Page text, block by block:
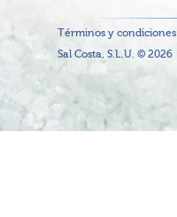
Términos y condiciones
Sal Costa, S.L.U. © 2026